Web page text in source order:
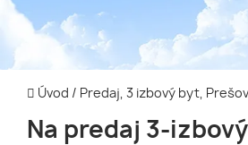
Úvod / Predaj, 3 izbový byt,
Na predaj 3-